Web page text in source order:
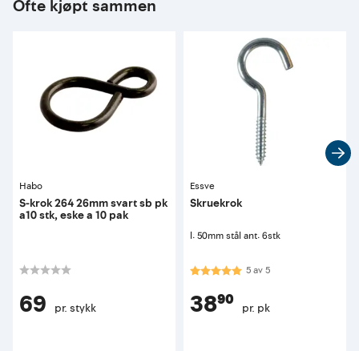
Ofte kjøpt sammen
Habo
S-krok 264 26mm svart sb pk
a10 stk, eske a 10 pak
69 pr. stykk
Essve
Skruekrok
l: 50mm stål ant: 6stk
Karakter:5.0 av 5 mulige
5av5
38⁹⁰ pr. pk